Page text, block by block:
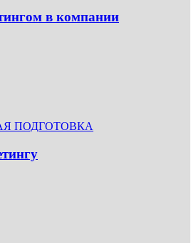
в компании
ПОДГОТОВКА